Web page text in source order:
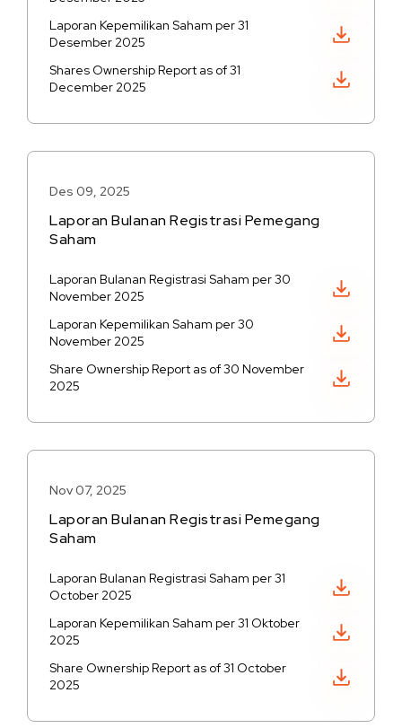
Laporan Kepemilikan Saham per 31
Desember 2025
Shares Ownership Report as of 31
December 2025
Des 09, 2025
Laporan Bulanan Registrasi Pemegang
Saham
Laporan Bulanan Registrasi Saham per 30
November 2025
Laporan Kepemilikan Saham per 30
November 2025
Share Ownership Report as of 30 November
2025
Nov 07, 2025
Laporan Bulanan Registrasi Pemegang
Saham
Laporan Bulanan Registrasi Saham per 31
October 2025
Laporan Kepemilikan Saham per 31 Oktober
2025
Share Ownership Report as of 31 October
2025